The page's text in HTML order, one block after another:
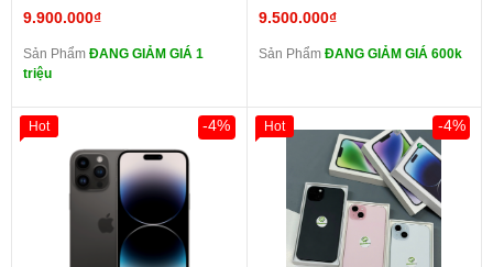
9.900.000₫
Sản Phẩm ĐANG GIẢM GIÁ 1
triệu
9.500.000₫
Sản Phẩm ĐANG GIẢM GIÁ 600k
-4%
Hot -4%
Hot